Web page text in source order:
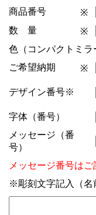
商品番号
※
数 量
※
色（コンパクトミ
ご希望納期
※
デザイン番号※
字体（番号）
メッセージ（番
号）
メッセージ番号は
※彫刻文字記入（